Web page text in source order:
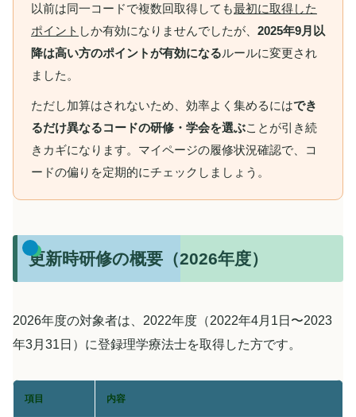
以前は同一コードで複数回取得しても最初に取得した
ポイント しか有効になりませんでしたが、 2025年9月以
降は高い方のポイントが有効になるルールに変更され
ました。
ただし加算はされないため、効率よく集めるにはでき
るだけ異なるコードの研修・学会を選ぶことが引き続
きカギになります。マイページの履修状況確認で、コ
ードの偏りを定期的にチェックしましょう。
更新時研修の概要（2026年度）
2026年度の対象者は、2022年度（2022年4月1日〜2023
年3月31日）に登録理学療法士を取得した方です。
項目 内容